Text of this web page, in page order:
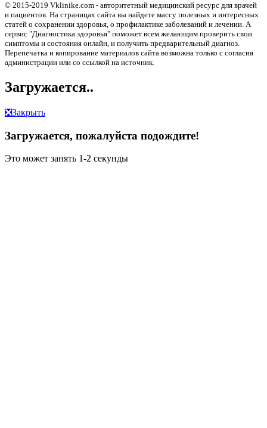
© 2015-2019 Vklinike.com - авторитетный медицинский ресурс для врачей
и пациентов. На страницах сайта вы найдете массу полезных и интересных
статей о сохранении здоровья, о профилактике заболеваний и лечении. А
сервис "Диагностика здоровья" поможет всем желающим проверить свои
симптомы и состояния онлайн, и получить предварительный диагноз.
Перепечатка и копирование материалов сайта возможна только с согласия
администрации или со ссылкой на источник.
Загружается..
❎Закрыть
Загружается, пожалуйста подождите!
Это может занять 1-2 секунды